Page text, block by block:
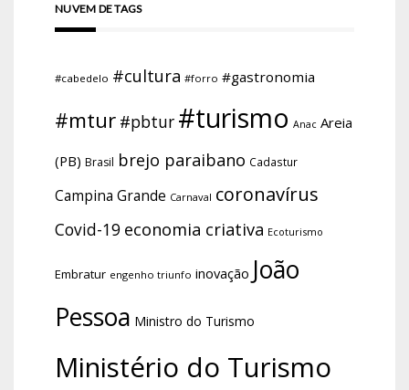
NUVEM DE TAGS
#cabedelo #cultura #forro #gastronomia
#mtur #pbtur #turismo Anac Areia
(PB) Brasil brejo paraibano Cadastur
Campina Grande Carnaval coronavírus
Covid-19 economia criativa Ecoturismo
Embratur engenho triunfo inovação João
Pessoa Ministro do Turismo
Ministério do Turismo